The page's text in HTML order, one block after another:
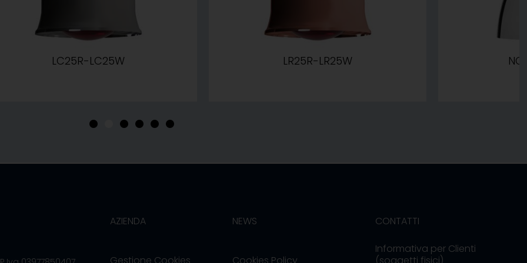
LC25R-LC25W LR25R-LR25W
• ••••
AZIENDA NEWS CONTATTI
Informativa per Clienti